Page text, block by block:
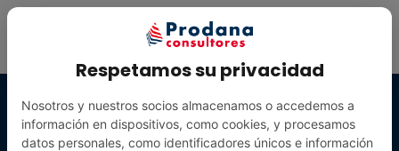
Respetamos su privacidad
Nosotros y nuestros socios almacenamos o accedemos a
información en dispositivos, como cookies, y procesamos
datos personales, como identificadores únicos e información